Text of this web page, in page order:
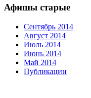
Афишы старые
Сентябрь 2014
Август 2014
Июль 2014
Июнь 2014
Май 2014
Публикации